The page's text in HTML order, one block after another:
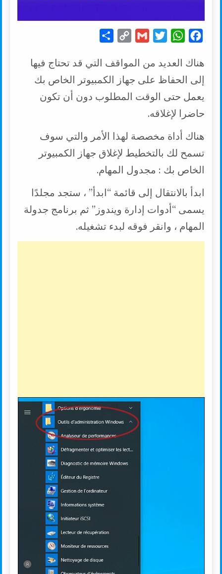
c
e
o
W
a
t
p
p
i
t
e
r
G
a
i
p
y
L
k
a
هناك العديد من المواقف التي قد تحتاج فيها
إلى الحفاظ على جهاز الكمبيوتر الخاص بك
يعمل حتى الوقت المطلوب دون أن تكون
حاضرا لإغلاقه.
هناك أداة مخصصة لهذا الأمر والتي سوف
تسمح لك بالتخطيط لإغلاق جهاز الكمبيوتر
الخاص بك : مجدول المهام.
ابدأ بالانتقال إلى قائمة “ابدأ” ، ستجد مجلدًا
يسمى “أدوات إدارة ويندوز” ثم برنامج جدولة
المهام ، وانقر فوقه لبدء تشغيله.